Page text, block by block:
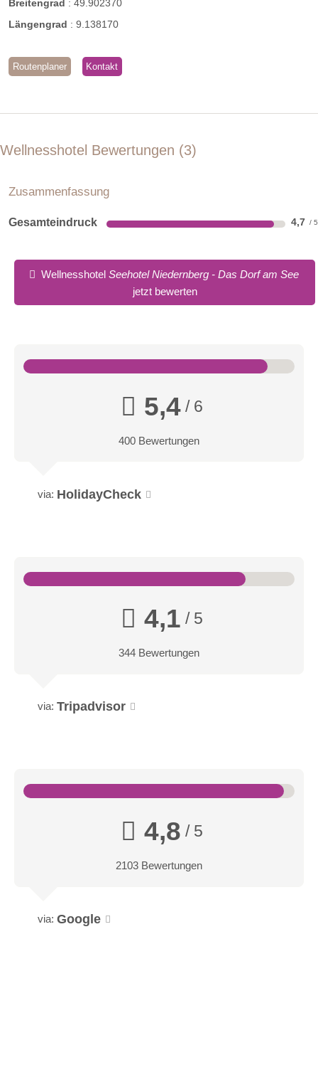
Breitengrad : 49.902370
Längengrad : 9.138170
Routenplaner Kontakt
Wellnesshotel Bewertungen 3
Zusammenfassung
Gesamteindruck 4,7
WellnesshotelSeehotel Niedernberg - Das Dorf am See
jetzt bewerten
5,4/ 6
400 Bewertungen
via: HolidayCheck
4,1 / 5
344 Bewertungen
via: Tripadvisor
4,8 / 5
2103 Bewertungen
via: Google